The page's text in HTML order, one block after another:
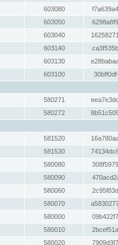
603080
603050
603040
603140
603130
603100
580271
580272
581520
581530
580080
580090
580060
580070
580000
580010
580020